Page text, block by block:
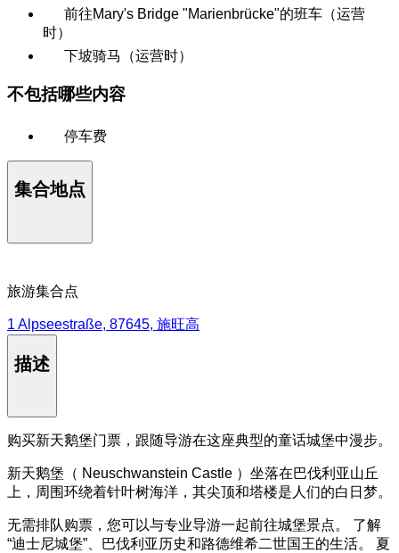
前往Mary's Bridge "Marienbrücke"的班车（运营
时）
下坡骑马（运营时）
不包括哪些内容
停车费
集合地点
旅游集合点
1 Alpseestraße, 87645, 施旺高
描述
购买新天鹅堡门票，跟随导游在这座典型的童话城堡中漫步。
新天鹅堡（ Neuschwanstein Castle ）坐落在巴伐利亚山丘
上，周围环绕着针叶树海洋，其尖顶和塔楼是人们的白日梦。
无需排队购票，您可以与专业导游一起前往城堡景点。 了解
“迪士尼城堡”、巴伐利亚历史和路德维希二世国王的生活。 夏